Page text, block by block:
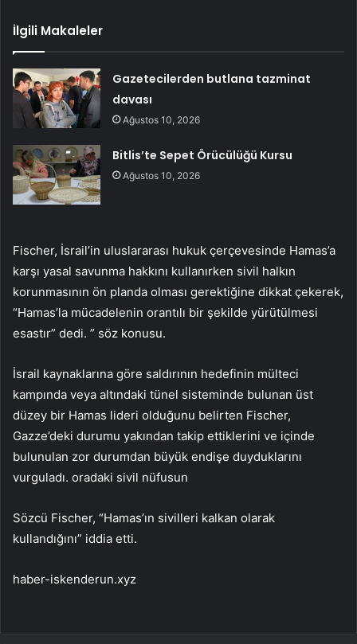
İlgili Makaleler
Gazetecilerden butlana tazminat
davası
Ağustos 10, 2026
Bitlis’te Sepet Örücülüğü Kursu
Ağustos 10, 2026
Fischer, İsrail’in uluslararası hukuk çerçevesinde Hamas’a
karşı yasal savunma hakkını kullanırken sivil halkın
korunmasının ön planda olması gerektiğine dikkat çekerek,
“Hamas’la mücadelenin orantılı bir şekilde yürütülmesi
esastır” dedi. ” söz konusu.
İsrail kaynaklarına göre saldırının hedefinin mülteci
kampında veya altındaki tünel sisteminde bulunan üst
düzey bir Hamas lideri olduğunu belirten Fischer,
Gazze’deki durumu yakından takip ettiklerini ve içinde
bulunulan zor durumdan büyük endişe duyduklarını
vurguladı. oradaki sivil nüfusun
Sözcü Fischer, “Hamas’ın sivilleri kalkan olarak
kullandığını” iddia etti.
haber-iskenderun.xyz